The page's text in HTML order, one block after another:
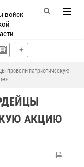
войск
провели патриотическую
АКЦИЮ